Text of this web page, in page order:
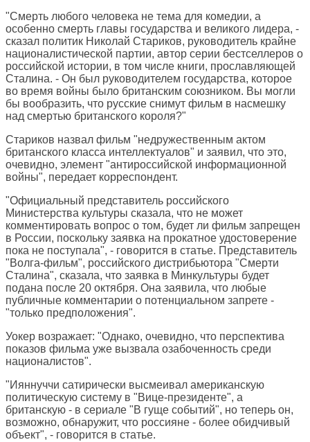
"Смерть любого человека не тема для комедии, а
особенно смерть главы государства и великого лидера, -
сказал политик Николай Стариков, руководитель крайне
националистической партии, автор серии бестселлеров о
российской истории, в том числе книги, прославляющей
Сталина. - Он был руководителем государства, которое
во время войны было британским союзником. Вы могли
бы вообразить, что русские снимут фильм в насмешку
над смертью британского короля?"
Стариков назвал фильм "недружественным актом
британского класса интеллектуалов" и заявил, что это,
очевидно, элемент "антироссийской информационной
войны", передает корреспондент.
"Официальный представитель российского
Министерства культуры сказала, что не может
комментировать вопрос о том, будет ли фильм запрещен
в России, поскольку заявка на прокатное удостоверение
пока не поступала", - говорится в статье. Представитель
"Волга-фильм", российского дистрибьютора "Смерти
Сталина", сказала, что заявка в Минкультуры будет
подана после 20 октября. Она заявила, что любые
публичные комментарии о потенциальном запрете -
"только предположения".
Уокер возражает: "Однако, очевидно, что перспектива
показов фильма уже вызвала озабоченность среди
националистов".
"Ияннуччи сатирически высмеивал американскую
политическую систему в "Вице-президенте", а
британскую - в сериале "В гуще событий", но теперь он,
возможно, обнаружит, что россияне - более обидчивый
объект", - говорится в статье.